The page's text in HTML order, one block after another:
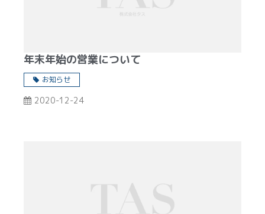
年末年始の営業について
お知らせ
2020-12-24